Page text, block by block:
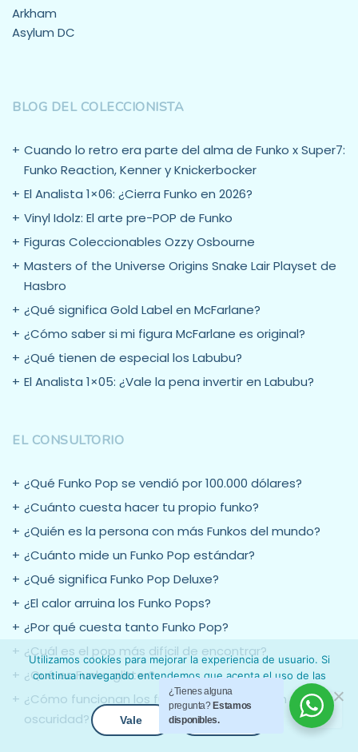
BLOG DEL COLECCIONISTA
Cuando lo retro era parte del alma de Funko x Super7:
Funko Reaction, Kenner y Knickerbocker
El Analista 1×06: ¿Cierra Funko en 2026?
Vinyl Idolz: El arte pre-POP de Funko
Figuras Coleccionables Ozzy Osbourne
Masters of the Universe Origins Snake Lair Playset de
Hasbro
¿Qué significa Gold Label en McFarlane?
¿Cómo saber si mi figura McFarlane es original?
¿Qué tienen de especial los Labubu?
El Analista 1×05: ¿Vale la pena invertir en Labubu?
EL CONSULTORIO
¿Qué Funko Pop se vendió por 100.000 dólares?
¿Cuánto cuesta hacer tu propio funko?
¿Quién es la persona con más Funkos del mundo?
¿Cuánto mide un Funko Pop estándar?
¿Qué significa Funko Pop Deluxe?
¿El calor arruina los Funko Pops?
¿Por qué cuesta tanto Funko Pop?
¿Cuál es el pop más difícil de encontrar?
¿Qué es Funko glitter?
¿Cómo funcionan los funkos GITD que brillan en la
oscuridad?
¿Tienes alguna
pregunta? Estamos
disponibles.
Utilizamos cookies para mejorar la experiencia de usuario. Si
continua navegando entendemos que acepta el uso de las
mismas.
Vale + Info